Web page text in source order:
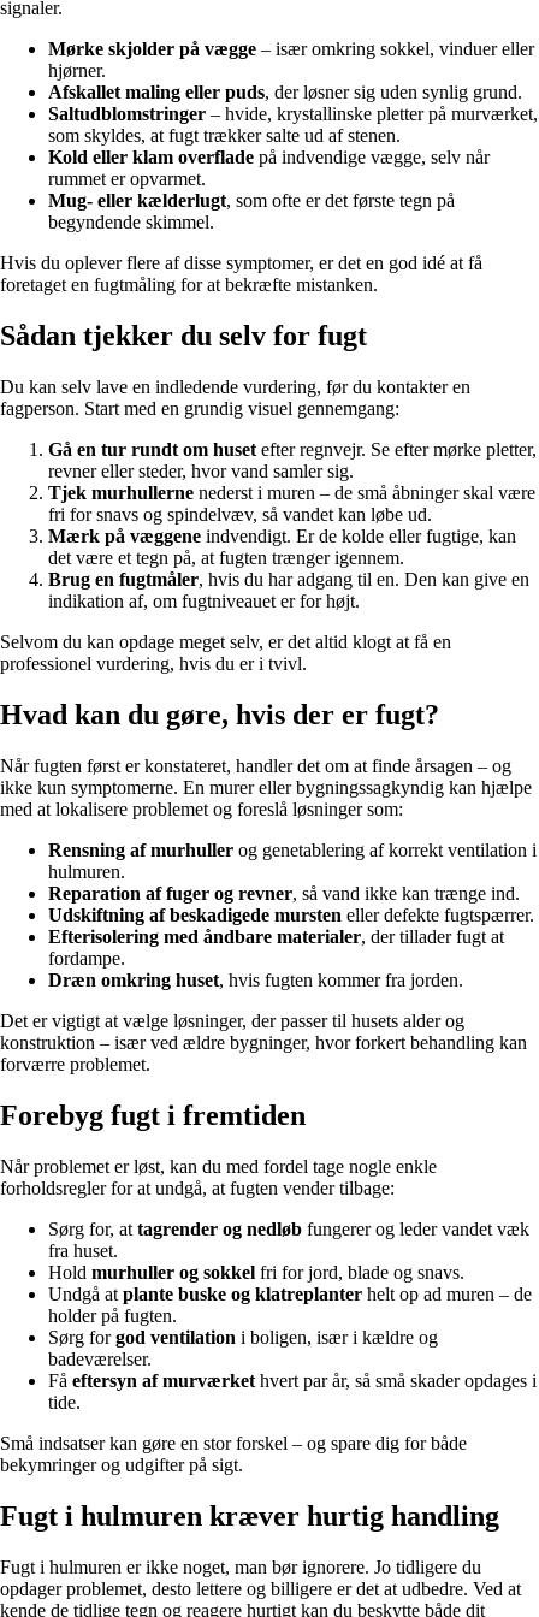
signaler.
Mørke skjolder på vægge – især omkring sokkel, vinduer eller
hjørner.
Afskallet maling eller puds, der løsner sig uden synlig grund.
Saltudblomstringer – hvide, krystallinske pletter på murværket,
som skyldes, at fugt trækker salte ud af stenen.
Kold eller klam overflade på indvendige vægge, selv når
rummet er opvarmet.
Mug- eller kælderlugt, som ofte er det første tegn på
begyndende skimmel.
Hvis du oplever flere af disse symptomer, er det en god idé at få
foretaget en fugtmåling for at bekræfte mistanken.
Sådan tjekker du selv for fugt
Du kan selv lave en indledende vurdering, før du kontakter en
fagperson. Start med en grundig visuel gennemgang:
Gå en tur rundt om huset efter regnvejr. Se efter mørke pletter,
revner eller steder, hvor vand samler sig.
Tjek murhullerne nederst i muren – de små åbninger skal være
fri for snavs og spindelvæv, så vandet kan løbe ud.
Mærk på væggene indvendigt. Er de kolde eller fugtige, kan
det være et tegn på, at fugten trænger igennem.
Brug en fugtmåler, hvis du har adgang til en. Den kan give en
indikation af, om fugtniveauet er for højt.
Selvom du kan opdage meget selv, er det altid klogt at få en
professionel vurdering, hvis du er i tvivl.
Hvad kan du gøre, hvis der er fugt?
Når fugten først er konstateret, handler det om at finde årsagen – og
ikke kun symptomerne. En murer eller bygningssagkyndig kan hjælpe
med at lokalisere problemet og foreslå løsninger som:
Rensning af murhuller og genetablering af korrekt ventilation i
hulmuren.
Reparation af fuger og revner, så vand ikke kan trænge ind.
Udskiftning af beskadigede mursten eller defekte fugtspærrer.
Efterisolering med åndbare materialer, der tillader fugt at
fordampe.
Dræn omkring huset, hvis fugten kommer fra jorden.
Det er vigtigt at vælge løsninger, der passer til husets alder og
konstruktion – især ved ældre bygninger, hvor forkert behandling kan
forværre problemet.
Forebyg fugt i fremtiden
Når problemet er løst, kan du med fordel tage nogle enkle
forholdsregler for at undgå, at fugten vender tilbage:
Sørg for, at tagrender og nedløb fungerer og leder vandet væk
fra huset.
Hold murhuller og sokkel fri for jord, blade og snavs.
Undgå at plante buske og klatreplanter helt op ad muren – de
holder på fugten.
Sørg forgod ventilation i boligen, især i kældre og
badeværelser.
Få eftersyn af murværket hvert par år, så små skader opdages i
tide.
Små indsatser kan gøre en stor forskel – og spare dig for både
bekymringer og udgifter på sigt.
Fugt i hulmuren kræver hurtig handling
Fugt i hulmuren er ikke noget, man bør ignorere. Jo tidligere du
opdager problemet, desto lettere og billigere er det at udbedre. Ved at
kende de tidlige tegn og reagere hurtigt kan du beskytte både dit